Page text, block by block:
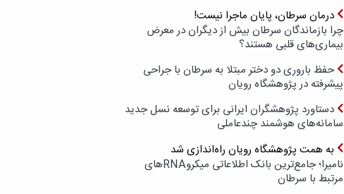
درمان سرطان، پایان ماجرا نیست!
چرا بازماندگان سرطان بیش از دیگران در معرض
بیماری‌های قلبی هستند؟
حفظ باروری دو دختر مبتلا به سرطان با جراحی
پیشرفته در پژوهشگاه رویان
دستاورد پژوهشگران ایرانی برای توسعه نسل جدید
سامانه‌های هوشمند چندعاملی
به همت پژوهشگاه رویان راه‌اندازی شد
نامیرا؛ جامع‌ترین بانک اطلاعاتی میکروRNAهای
مرتبط با سرطان